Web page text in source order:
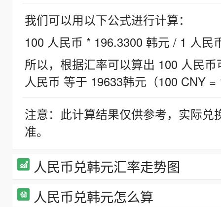
我们可以用以下公式进行计算：
100 人民币 * 196.3300 韩元 / 1 人民
所以，根据汇率可以算出 100 人民
人民币 等于 19633韩元（100 CNY =
注意：此计算结果仅供参考，实际
准。
人民币兑韩元汇率走势图
人民币兑韩元怎么算